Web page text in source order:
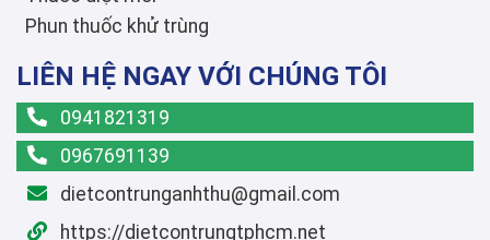
Phun thuốc khử trùng
LIÊN HỆ NGAY VỚI CHÚNG TÔI
0941821319
0967691139
dietcontrunganhthu@gmail.com
https://dietcontrungtphcm.net